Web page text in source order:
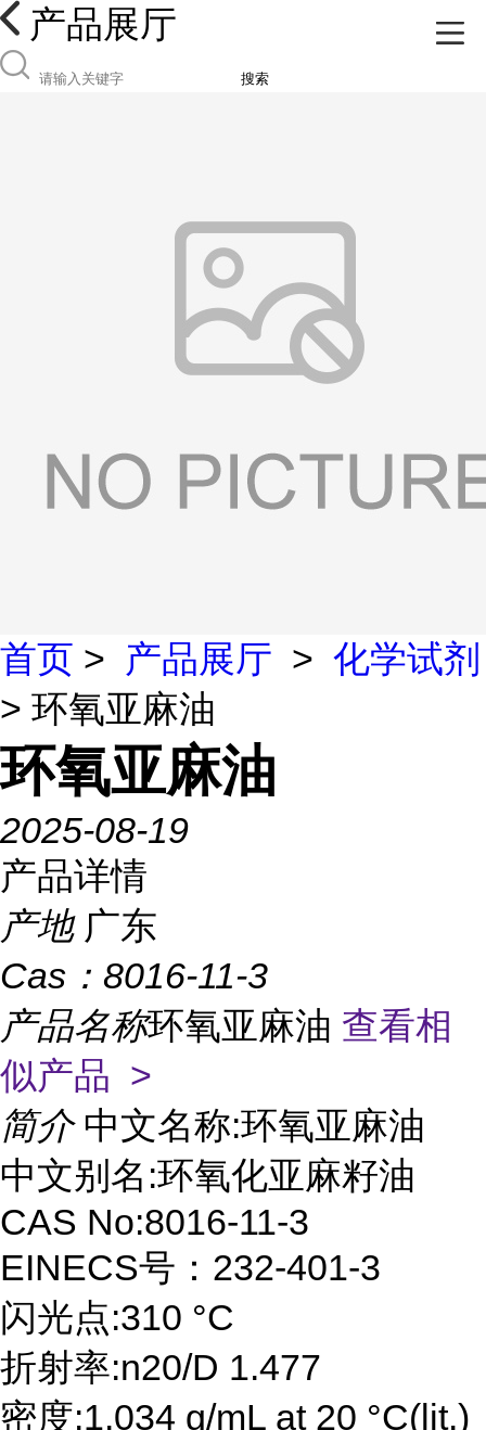
产品展厅
搜索
首页 > 产品展厅 > 化学试剂
> 环氧亚麻油
环氧亚麻油
2025-08-19
产品详情
产地 广东
Cas： 8016-11-3
产品名称环氧亚麻油 查看相
似产品 >
简介 中文名称:环氧亚麻油
中文别名:环氧化亚麻籽油
CAS No:8016-11-3
EINECS号：232-401-3
闪光点:310 °C
折射率:n20/D 1.477
密度:1.034 g/mL at 20 °C(lit.)